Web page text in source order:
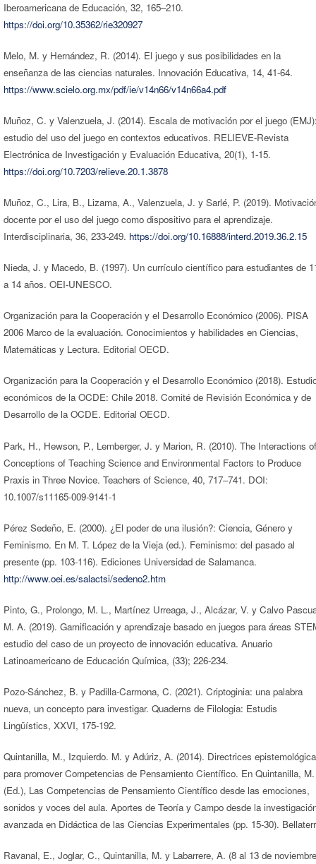
Iberoamericana de Educación, 32, 165–210.
https://doi.org/10.35362/rie320927
Melo, M. y Hernández, R. (2014). El juego y sus posibilidades en la
enseñanza de las ciencias naturales. Innovación Educativa, 14, 41-64.
https://www.scielo.org.mx/pdf/ie/v14n66/v14n66a4.pdf
Muñoz, C. y Valenzuela, J. (2014). Escala de motivación por el juego
estudio del uso del juego en contextos educativos. RELIEVE-Revista
Electrónica de Investigación y Evaluación Educativa, 20(1), 1-15.
https://doi.org/10.7203/relieve.20.1.3878
Muñoz, C., Lira, B., Lizama, A., Valenzuela, J. y Sarlé, P. (2019).
docente por el uso del juego como dispositivo para el aprendizaje.
Interdisciplinaria, 36, 233-249. https://doi.org/10.16888/interd.2019.36.2.15
Nieda, J. y Macedo, B. (1997). Un currículo científico para estudiantes de
a 14 años. OEI-UNESCO.
Organización para la Cooperación y el Desarrollo Económico (2006). PISA
2006 Marco de la evaluación. Conocimientos y habilidades en Ciencias,
Matemáticas y Lectura. Editorial OECD.
Organización para la Cooperación y el Desarrollo Económico (2018).
económicos de la OCDE: Chile 2018. Comité de Revisión Económica y de
Desarrollo de la OCDE. Editorial OECD.
Park, H., Hewson, P., Lemberger, J. y Marion, R. (2010). The Interactions of
Conceptions of Teaching Science and Environmental Factors to Produce
Praxis in Three Novice. Teachers of Science, 40, 717–741. DOI:
10.1007/s11165-009-9141-1
Pérez Sedeño, E. (2000). ¿El poder de una ilusión?: Ciencia, Género y
Feminismo. En M. T. López de la Vieja (ed.). Feminismo: del pasado al
presente (pp. 103-116). Ediciones Universidad de Salamanca.
http://www.oei.es/salactsi/sedeno2.htm
Pinto, G., Prolongo, M. L., Martínez Urreaga, J., Alcázar, V. y Calvo
M. A. (2019). Gamificación y aprendizaje basado en juegos para áreas
estudio del caso de un proyecto de innovación educativa. Anuario
Latinoamericano de Educación Química, (33); 226-234.
Pozo-Sánchez, B. y Padilla-Carmona, C. (2021). Criptoginia: una palabra
nueva, un concepto para investigar. Quaderns de Filologia: Estudis
Lingüístics, XXVI, 175-192.
Quintanilla, M., Izquierdo. M. y Adúriz, A. (2014). Directrices
para promover Competencias de Pensamiento Científico. En Quintanilla, M.
(Ed.), Las Competencias de Pensamiento Científico desde las emociones,
sonidos y voces del aula. Aportes de Teoría y Campo desde la
avanzada en Didáctica de las Ciencias Experimentales (pp. 15-30).
Ravanal, E., Joglar, C., Quintanilla, M. y Labarrere, A. (8 al 13 de noviembre